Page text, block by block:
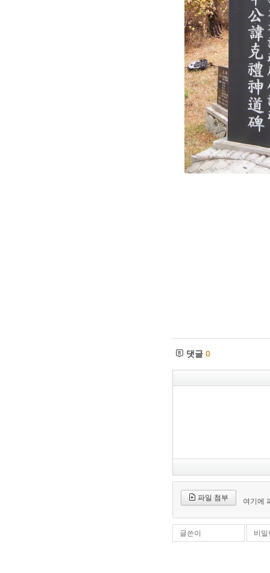
댓글 0
파일 첨부 여기에
글쓴이 비